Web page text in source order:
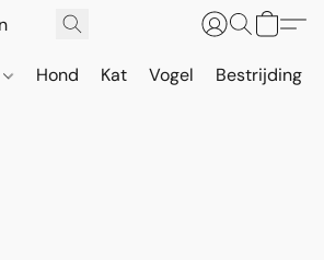
Hond Kat Vogel Bestrijding